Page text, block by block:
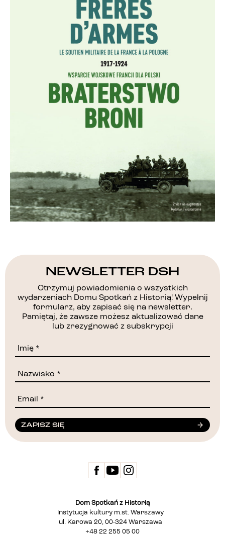
NEWSLETTER DSH
Otrzymuj powiadomienia o wszystkich
wydarzeniach Domu Spotkań z Historią! Wypełnij
formularz, aby zapisać się na newsletter.
Pamiętaj, że zawsze możesz aktualizować dane
lub zrezygnować z subskrypcji
ZAPISZ SIĘ
Dom Spotkań z Historią
Instytucja kultury m.st. Warszawy
ul. Karowa 20, 00-324 Warszawa
+48 22 255 05 00